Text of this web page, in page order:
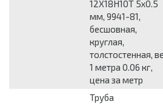
12Х18Н10Т 5x0.5
мм, 9941-81,
бесшовная,
круглая,
толстостенная,
1 метра 0.06 кг,
цена за метр
Труба